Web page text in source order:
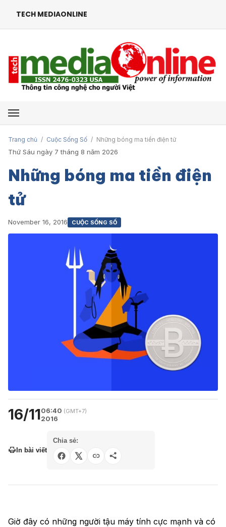
TECH MEDIAONLINE
Mở menu
Trang chủ / Cuộc Sống Số / Những bóng ma tiền điện tử
Thứ Sáu ngày 7 tháng 8 năm 2026
Những bóng ma tiền điện
tử
November 16, 2016 CUỘC SỐNG SỐ
16/1106:40 (GMT+7)
2016
In bài viết
Chia sẻ:
Giờ đây có những người tậu máy tính cực mạnh và có